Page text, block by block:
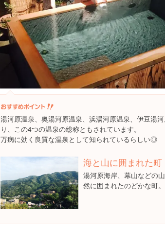
湯河原温泉、奥湯河原温泉、浜湯河原温泉、伊豆湯
り、この4つの温泉の総称ともされています。
万病に効く良質な温泉として知られているらしい◎
海と山に囲まれた町
湯河原海岸、幕山などの
然に囲まれたのどかな町。